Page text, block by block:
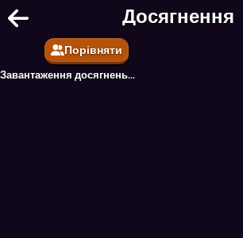
Досягнення
Dino-Might Bomber
Порівняти
Завантаження досягнень...